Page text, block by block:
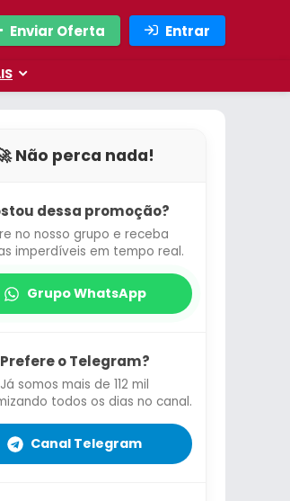
Enviar Oferta Entrar
Não perca nada!
dessa promoção?
no nosso grupo e receba
imperdíveis em tempo real.
Grupo WhatsApp
Prefere o Telegram?
Já somos mais de 112 mil
todos os dias no canal.
Canal Telegram